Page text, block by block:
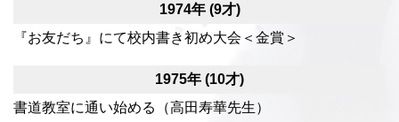
1974年 (9才)
『お友だち』にて校内書き初め大会＜金賞＞
1975年 (10才)
書道教室に通い始める（高田寿華先生）